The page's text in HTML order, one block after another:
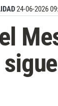
24-06-2026